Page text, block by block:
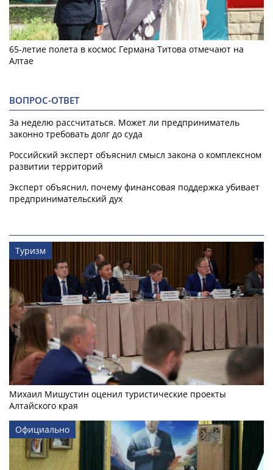
65-летие полета в космос Германа Титова отмечают на
Алтае
ВОПРОС-ОТВЕТ
За неделю рассчитаться. Может ли предприниматель
законно требовать долг до суда
Российский эксперт объяснил смысл закона о комплексном
развитии территорий
Эксперт объяснил, почему финансовая поддержка убивает
предпринимательский дух
Туризм
Михаил Мишустин оценил туристические проекты
Алтайского края
Официально